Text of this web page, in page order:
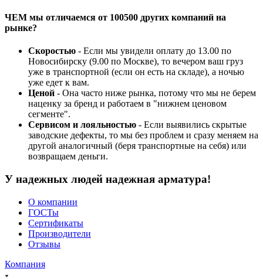
ЧЕМ мы отличаемся от 100500 других компаний на
рынке?
Скоростью - Если мы увидели оплату до 13.00 по
Новосибирску (9.00 по Москве), то вечером ваш груз
уже в транспортной (если он есть на складе), а ночью
уже едет к вам.
Ценой - Она часто ниже рынка, потому что мы не берем
наценку за бренд и работаем в "нижнем ценовом
сегменте".
Сервисом и лояльностью - Если выявились скрытые
заводские дефекты, то мы без проблем и сразу меняем на
другой аналогичный (беря транспортные на себя) или
возвращаем деньги.
У надежных людей надежная арматура!
О компании
ГОСТы
Сертификаты
Производители
Отзывы
Компания